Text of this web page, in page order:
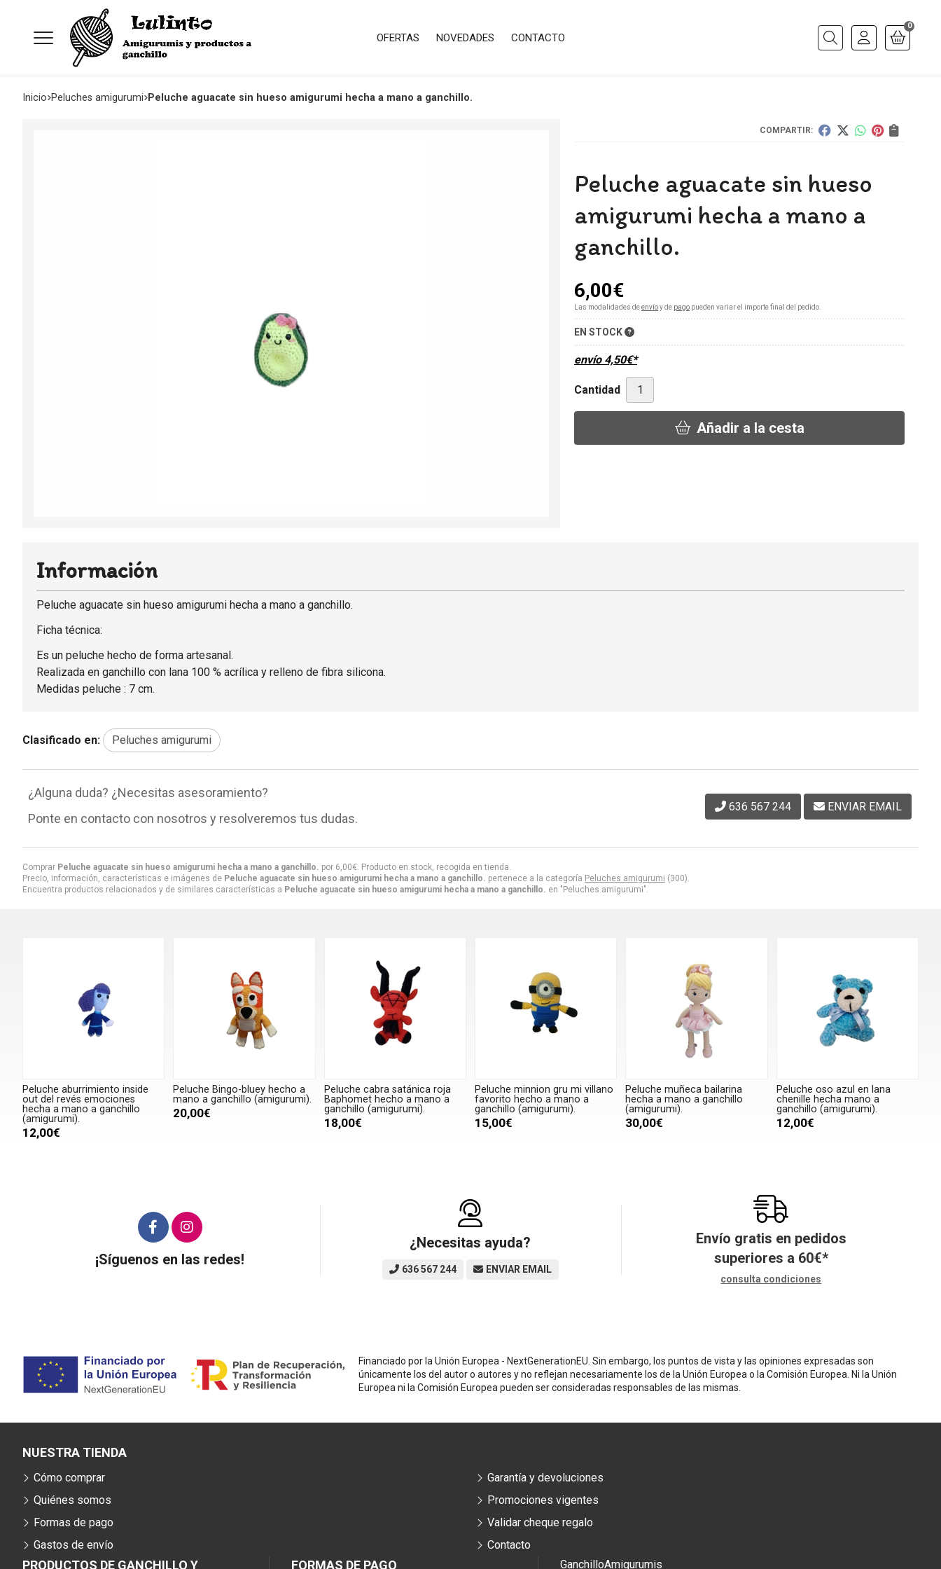
OFERTAS NOVEDADES CONTACTO
Buscar
0
Inicio peluches amigurumi Peluche aguacate sin hueso amigurumi hecha a mano a ganchillo.
COMPARTIR:
Peluche aguacate sin hueso
amigurumi hecha a mano a
ganchillo.
6,00€
Las modalidades deenvíoy de pago pueden variar el importe final del pedido.
EN STOCK
envío 4,50€*
Cantidad
Añadir a la cesta
Comprar Peluche aguacate sin hueso amigurumi hecha a mano a ganchillo. por 6,00€. Producto en stock, recogida en tienda.
Precio, información, características e imágenes de Peluche aguacate sin hueso amigurumi hecha a mano a ganchillo. pertenece a la categoría Peluches amigurumi (300).
Encuentra productos relacionados y de similares características a Peluche aguacate sin hueso amigurumi hecha a mano a ganchillo. en "Peluches amigurumi".
Información
Peluche aguacate sin hueso amigurumi hecha a mano a ganchillo.
Ficha técnica:
Es un peluche hecho de forma artesanal.
Realizada en ganchillo con lana 100 % acrílica y relleno de fibra silicona.
Medidas peluche : 7 cm.
Clasificado en: Peluches amigurumi
¿Alguna duda? ¿Necesitas asesoramiento?
Ponte en contacto con nosotros y resolveremos tus dudas.
636 567 244 ENVIAR EMAIL
Peluche aburrimiento inside
out del revés emociones
hecha a mano a ganchillo
(amigurumi).
12,00€
Peluche Bingo-bluey hecho a
mano a ganchillo (amigurumi).
20,00€
Peluche cabra satánica roja
Baphomet hecho a mano a
ganchillo (amigurumi).
18,00€
Peluche minnion gru mi villano
favorito hecho a mano a
ganchillo (amigurumi).
15,00€
Peluche muñeca bailarina
hecha a mano a ganchillo
(amigurumi).
30,00€
Peluche oso azul en lana
chenille hecha mano a
ganchillo (amigurumi).
12,00€
¡Síguenos en las redes!
¿Necesitas ayuda?
636 567 244 ENVIAR EMAIL
Envío gratis en pedidos
superiores a 60€*
consulta condiciones
Financiado por la Unión Europea - NextGenerationEU. Sin embargo, los puntos de vista y las opiniones expresadas son
únicamente los del autor o autores y no reflejan necesariamente los de la Unión Europea o la Comisión Europea. Ni la Unión
Europea ni la Comisión Europea pueden ser consideradas responsables de las mismas.
PRODUCTOS DE GANCHILLO Y FORMAS DE PAGO
NUESTRA TIENDA
Cómo comprar
Quiénes somos
Formas de pago
Gastos de envío
Garantía y devoluciones
Promociones vigentes
Validar cheque regalo
Contacto
GanchilloAmigurumis